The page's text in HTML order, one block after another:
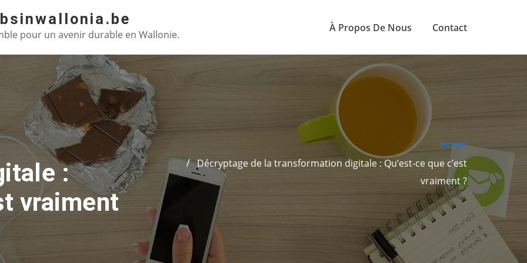
pour un avenir durable en Wallonie.
À Propos De Nous Contact
:
vraiment
Home
Décryptage de la transformation digitale : Qu’est-ce que c’est
vraiment ?